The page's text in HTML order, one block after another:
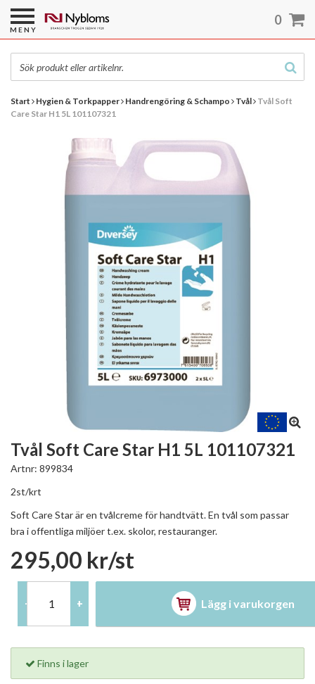
Start Hygien & Torkpapper Handrengöring & Schampo Tvål Tvål Soft
Care Star H1 5L 101107321
Tvål Soft Care Star H1 5L 101107321
Artnr: 899834
2st/krt
Soft Care Star är en tvålcreme för handtvätt. En tvål som passar
bra i offentliga miljöer t.ex. skolor, restauranger.
295,00 kr/st
- + Lägg i varukorgen
Finns i lager
MENY
0